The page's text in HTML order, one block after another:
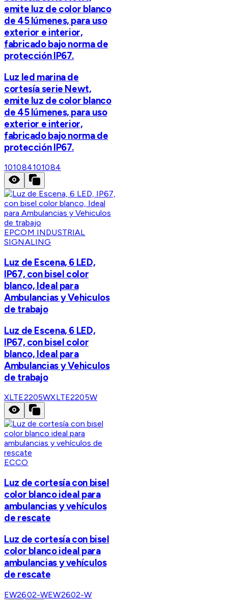
emite luz de color blanco
de 45 lúmenes, para uso
exterior e interior,
fabricado bajo norma de
protección IP67.
Luz led marina de
cortesía serie Newt,
emite luz de color blanco
de 45 lúmenes, para uso
exterior e interior,
fabricado bajo norma de
protección IP67.
101084101084
EPCOM INDUSTRIAL
SIGNALING
Luz de Escena, 6 LED,
IP67, con bisel color
blanco, Ideal para
Ambulancias y Vehiculos
de trabajo
Luz de Escena, 6 LED,
IP67, con bisel color
blanco, Ideal para
Ambulancias y Vehiculos
de trabajo
XLTE2205WXLTE2205W
ECCO
Luz de cortesía con bisel
color blanco ideal para
ambulancias y vehículos
de rescate
Luz de cortesía con bisel
color blanco ideal para
ambulancias y vehículos
de rescate
EW2602-WEW2602-W